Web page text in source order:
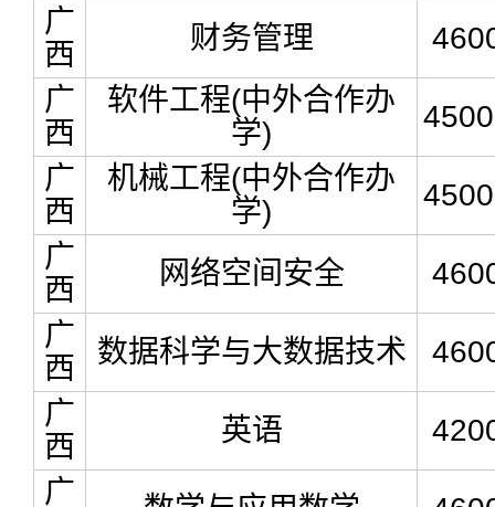
广
西
财务管理
广
西
软件工程(中外合作办
学)
广
西
机械工程(中外合作办
学)
广
西
网络空间安全
广
西
数据科学与大数据技术
广
西
英语
广